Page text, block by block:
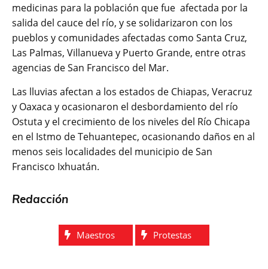
medicinas para la población que fue afectada por la
salida del cauce del río, y se solidarizaron con los
pueblos y comunidades afectadas como Santa Cruz,
Las Palmas, Villanueva y Puerto Grande, entre otras
agencias de San Francisco del Mar.
Las lluvias afectan a los estados de Chiapas, Veracruz
y Oaxaca y ocasionaron el desbordamiento del río
Ostuta y el crecimiento de los niveles del Río Chicapa
en el Istmo de Tehuantepec, ocasionando daños en al
menos seis localidades del municipio de San
Francisco Ixhuatán.
Redacción
Maestros Protestas